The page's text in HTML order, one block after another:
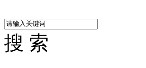
搜 索